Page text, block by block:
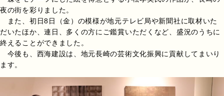
夜の街を彩りました。
また、初日8日（金）の模様が地元テレビ局や新聞社に取材いた
だいたほか、連日、多くの方にご鑑賞いただくなど、盛況のうちに
終えることができました。
今後も、西海建設は、地元長崎の芸術文化振興に貢献してまいり
ます。